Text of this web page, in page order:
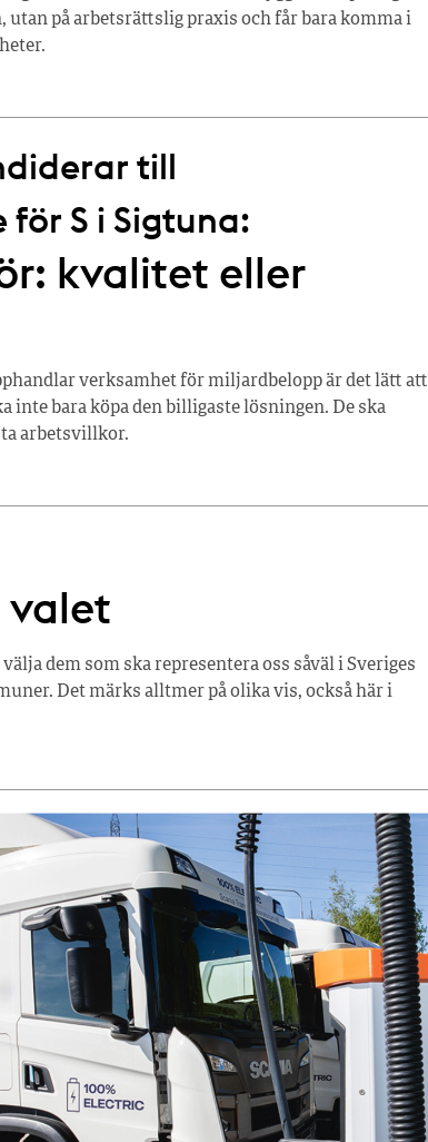
på arbetsrättslig praxis och får bara komma i
till
S i Sigtuna:
kvalitet eller
verksamhet för miljardbelopp är det lätt att
inte bara köpa den billigaste lösningen. De ska
arbetsvillkor.
valet
dem som ska representera oss såväl i Sveriges
Det märks alltmer på olika vis, också här i